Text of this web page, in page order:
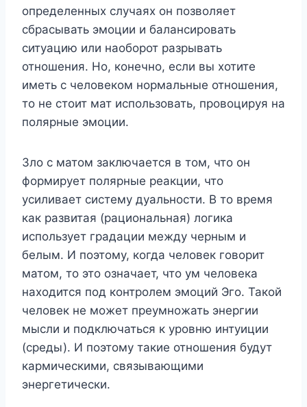
определенных случаях он позволяет
сбрасывать эмоции и балансировать
ситуацию или наоборот разрывать
отношения. Но, конечно, если вы хотите
иметь с человеком нормальные отношения,
то не стоит мат использовать, провоцируя на
полярные эмоции.
Зло с матом заключается в том, что он
формирует полярные реакции, что
усиливает систему дуальности. В то время
как развитая (рациональная) логика
использует градации между черным и
белым. И поэтому, когда человек говорит
матом, то это означает, что ум человека
находится под контролем эмоций Эго. Такой
человек не может преумножать энергии
мысли и подключаться к уровню интуиции
(среды). И поэтому такие отношения будут
кармическими, связывающими
энергетически.